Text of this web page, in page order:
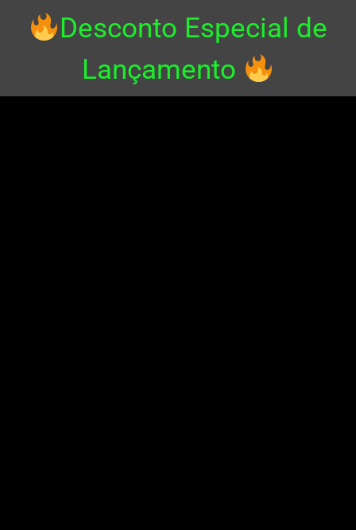
Desconto Especial de
Lançamento